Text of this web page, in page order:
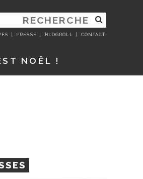
PRESSE BLOGROLL CONTACT
NOËL !